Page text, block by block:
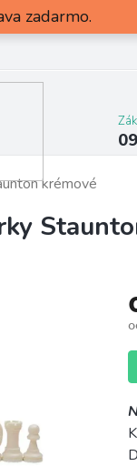
zadarmo.
krémové